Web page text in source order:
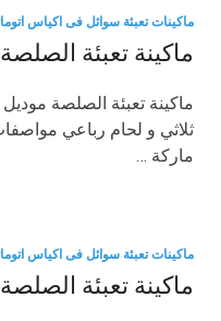
ماكينات تعبئة سوائل فى اكياس
ماكينة تعبئة الصلصة
ماركة …
ماكينات تعبئة سوائل فى اكياس
ماكينة تعبئة الصلصة